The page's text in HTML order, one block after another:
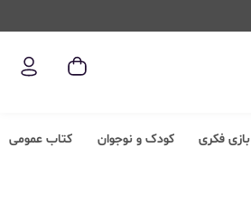
بازی فکری کودک و نوجوان کتاب عمومی